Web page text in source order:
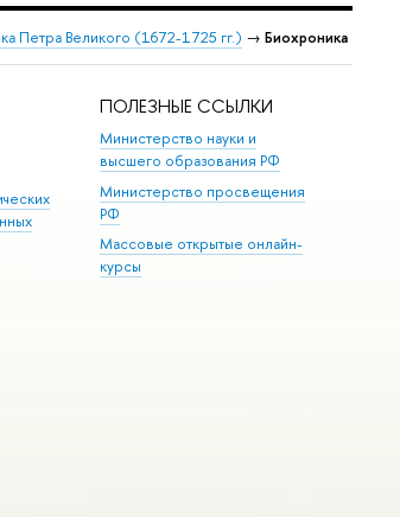
Петра Великого (1672-1725 гг.) → Биохроника
ПОЛЕЗНЫЕ ССЫЛКИ
Министерство науки и
высшего образования РФ
Министерство просвещения
РФ
Массовые открытые онлайн-
курсы